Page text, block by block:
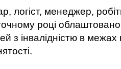
логіст, менеджер,
році
з інвалідністю в межах